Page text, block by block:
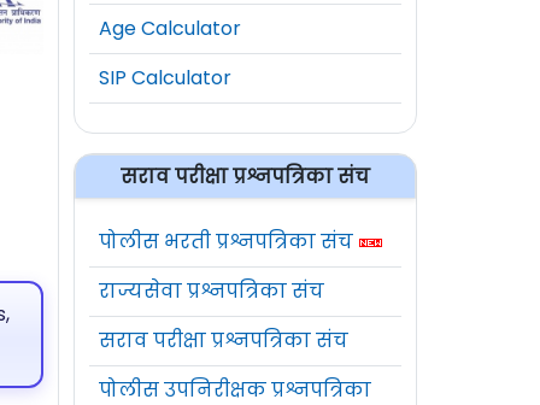
Age Calculator
SIP Calculator
सराव परीक्षा प्रश्नपत्रिका संच
पोलीस भरती प्रश्नपत्रिका संच
राज्यसेवा प्रश्नपत्रिका संच
सराव परीक्षा प्रश्नपत्रिका संच
पोलीस उपनिरीक्षक प्रश्नपत्रिका